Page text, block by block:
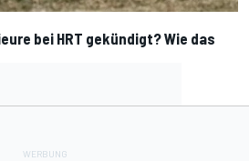
bei HRT gekündigt? Wie das